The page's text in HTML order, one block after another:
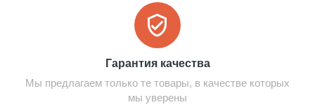
Гарантия качества
Мы предлагаем только те товары, в качестве которых
мы уверены